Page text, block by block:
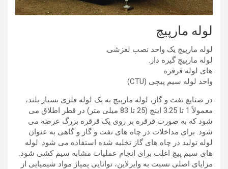
لوله مارپیچ
لوله مارپیچ یک واحد نصب لغزشی.
لوله مارپیچ گیره دار.
های لوله قرقره
واحد لوله سیم پیچی (CTU)
در صنایع نفت و گاز، لوله مارپیچ به یک لوله فلزی بسیار بلند،
معمولاً 1 تا 3.25 اینچ (25 تا 83 میلی متر) در قطر اطلاق می
شود که به صورت قرقره بر روی یک قرقره بزرگ عرضه می
شود. برای مداخلات در چاه های نفت و گاز و گاهی به عنوان
لوله تولید در چاه های گاز تخلیه شده استفاده می شود. لوله
های سیم پیچ اغلب برای انجام عملیات مشابه سیم کشی شود.
مزایای اصلی نسبت به وایرلاین، توانایی پمپاژ مواد شیمیایی از